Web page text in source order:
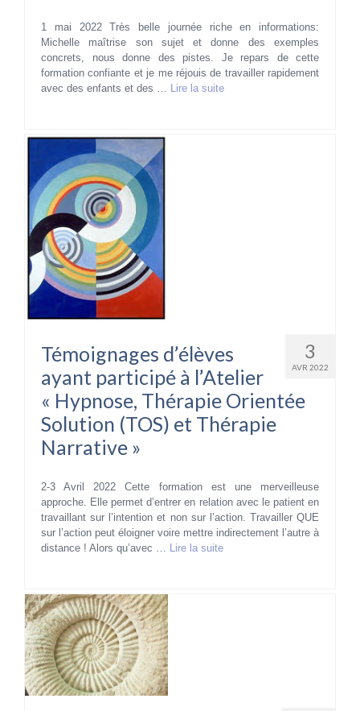
1 mai 2022 Très belle journée riche en informations:
Michelle maîtrise son sujet et donne des exemples
concrets, nous donne des pistes. Je repars de cette
formation confiante et je me réjouis de travailler rapidement
avec des enfants et des … Lire la suite­­
3
AVR 2022
Témoignages d’élèves
ayant participé à l’Atelier
« Hypnose, Thérapie Orientée
Solution (TOS) et Thérapie
Narrative »
2-3 Avril 2022 Cette formation est une merveilleuse
approche. Elle permet d’entrer en relation avec le patient en
travaillant sur l’intention et non sur l’action. Travailler QUE
sur l’action peut éloigner voire mettre indirectement l’autre à
distance ! Alors qu’avec …
Lire la suite­­